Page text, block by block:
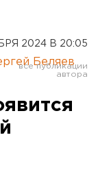
2024 В 20:05
Беляев